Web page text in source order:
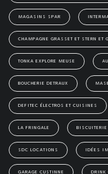
MAGASINS SPAR
CHAMPAGNE GRASSET ET STERN ET
TONKA EXPLORE MEUSE
BOUCHERIE DETRAUX
DEFITEC ÉLECTROS ET CUISINES
LA FRINGALE BISCUITERIE
SDC LOCATIONS IDÉES
GARAGE CUSTINNE DRINK